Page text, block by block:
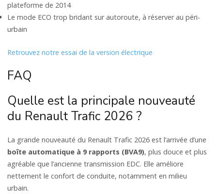
plateforme de 2014
Le mode ECO trop bridant sur autoroute, à réserver au péri-
urbain
Retrouvez notre essai de la version électrique
FAQ
Quelle est la principale nouveauté
du Renault Trafic 2026 ?
La grande nouveauté du Renault Trafic 2026 est l’arrivée d’une
boîte automatique à 9 rapports (BVA9), plus douce et plus
agréable que l’ancienne transmission EDC. Elle améliore
nettement le confort de conduite, notamment en milieu
urbain.